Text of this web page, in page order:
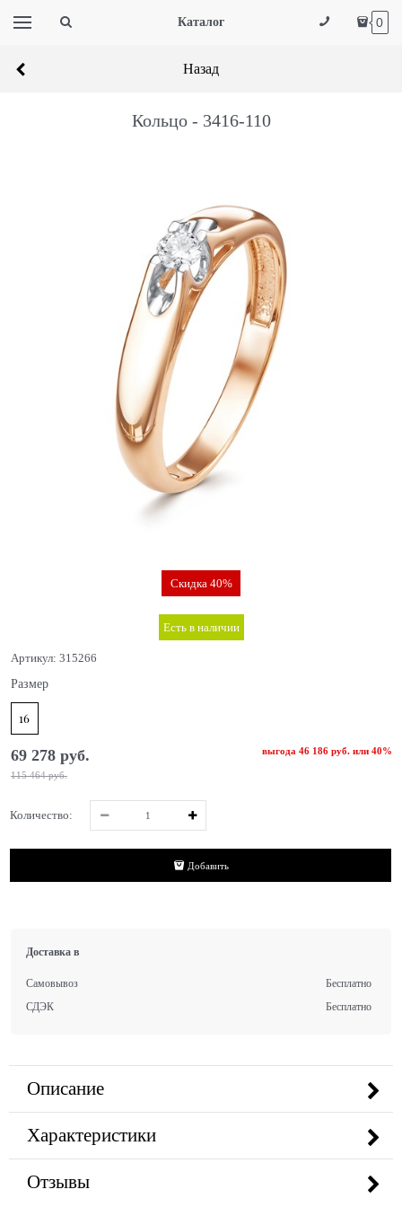
Каталог 0
Назад
Кольцо - 3416-110
Скидка 40%
Есть в наличии
Артикул: 315266
Размер
16
115 464 руб.
69 278 руб. выгода 46 186 руб.или 40%
Количество:
Добавить
Доставка в
Самовывоз
Бесплатно
СДЭК
Бесплатно
Описание
Характеристики
Отзывы